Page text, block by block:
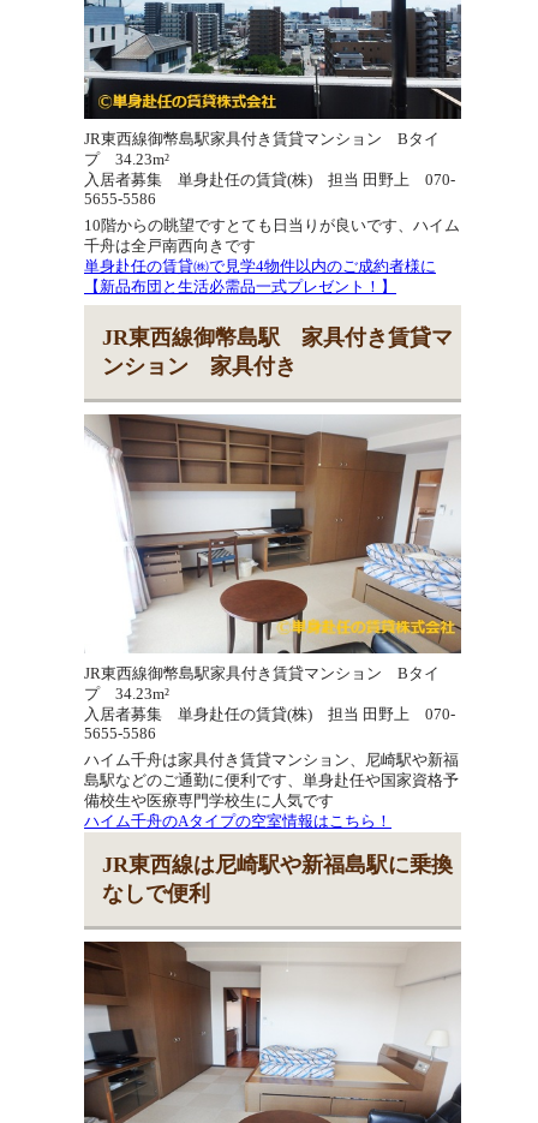
JR東西線御幣島駅家具付き賃貸マンション Bタイ
プ 34.23m²
入居者募集 単身赴任の賃貸(株) 担当 田野上 070-
5655-5586
10階からの眺望ですとても日当りが良いです、ハイム
千舟は全戸南西向きです
単身赴任の賃貸㈱で見学4物件以内のご成約者様に
【新品布団と生活必需品一式プレゼント！】
JR東西線御幣島駅 家具付き賃貸マ
ンション 家具付き
JR東西線御幣島駅家具付き賃貸マンション Bタイ
プ 34.23m²
入居者募集 単身赴任の賃貸(株) 担当 田野上 070-
5655-5586
ハイム千舟は家具付き賃貸マンション、尼崎駅や新福
島駅などのご通勤に便利です、単身赴任や国家資格予
備校生や医療専門学校生に人気です
ハイム千舟のAタイプの空室情報はこちら！
JR東西線は尼崎駅や新福島駅に乗換
なしで便利